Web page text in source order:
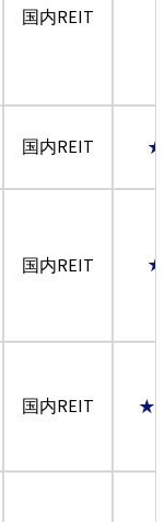
国内REIT
国内REIT
国内REIT
国内REIT